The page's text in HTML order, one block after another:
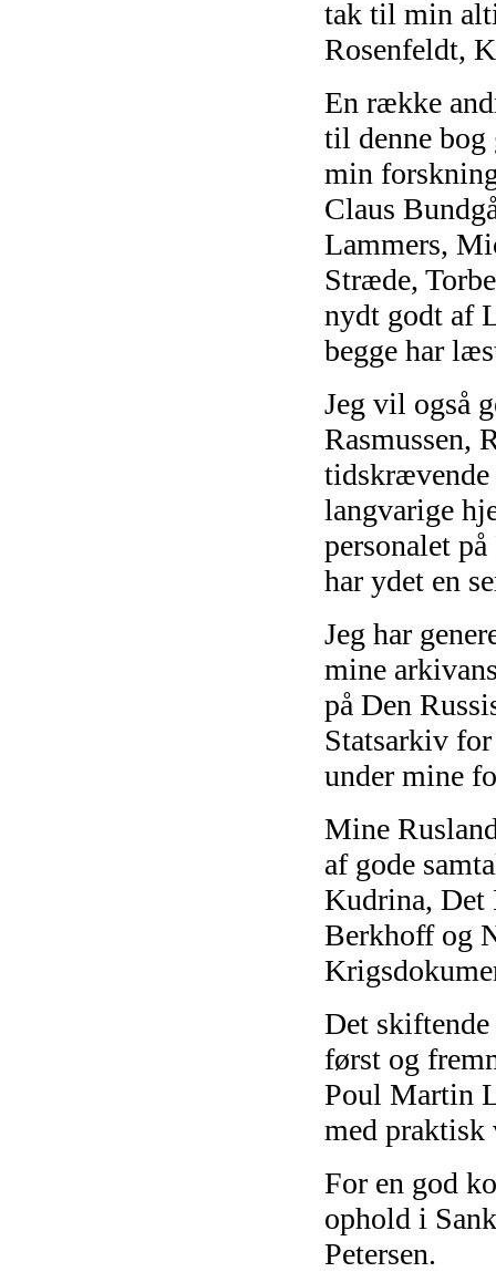
tak til min
Rosenfeldt,
En række
til denne bog
min
Claus
Lammers,
Stræde,
nydt godt af
begge har
Jeg vil også
Rasmussen,
tidskrævende
langvarige
personalet
har ydet en
Jeg har
mine
på Den
Statsarkiv
under mine
Mine
af gode
Kudrina, Det
Berkhoff og
Det skiftende
først og
Poul Martin
med
For en god
ophold i
Petersen.